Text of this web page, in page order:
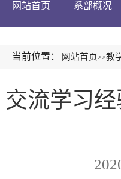
网站首页 系部概况
当前位置： 网站首页>>教
交流学习